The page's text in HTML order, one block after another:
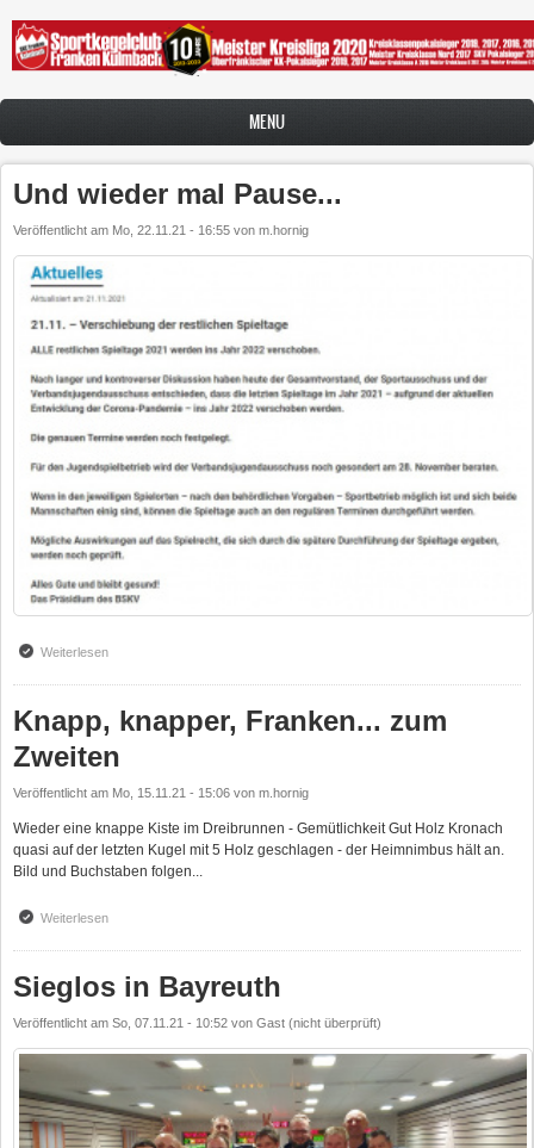
Direkt zum Inhalt
MENU
Und wieder mal Pause...
Veröffentlicht am Mo, 22.11.21 - 16:55 von m.hornig
Weiterlesenüber Und wieder mal Pause...
Knapp, knapper, Franken... zum
Zweiten
Veröffentlicht am Mo, 15.11.21 - 15:06 von m.hornig
Wieder eine knappe Kiste im Dreibrunnen - Gemütlichkeit Gut Holz Kronach
quasi auf der letzten Kugel mit 5 Holz geschlagen - der Heimnimbus hält an.
Bild und Buchstaben folgen...
Weiterlesenüber Knapp, knapper, Franken... zum Zweiten
Sieglos in Bayreuth
Veröffentlicht am So, 07.11.21 - 10:52 von Gast (nicht überprüft)